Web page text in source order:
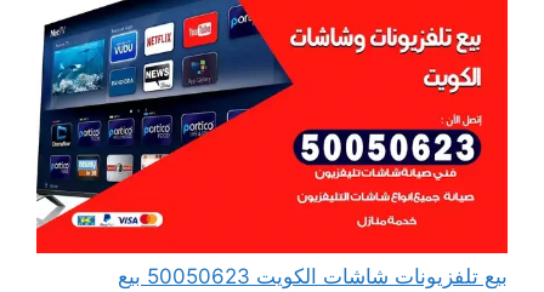
بيع تلفزيونات شاشات الكويت 50050623 بيع